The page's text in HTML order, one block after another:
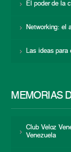
El poder de la
Networking: el
Las ideas para
MEMORIAS
Club Veloz
Venezuela